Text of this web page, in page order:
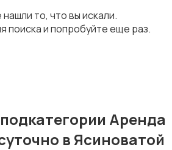
то, что вы искали.
поиска и попробуйте еще раз.
Аренда
в Ясиноватой